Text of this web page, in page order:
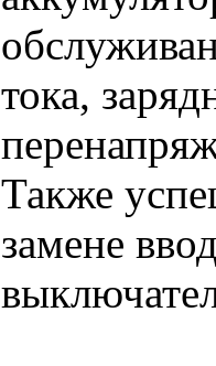
тока,
Также
замене